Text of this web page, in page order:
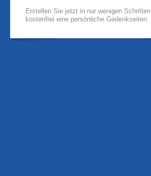
Erstellen Sie jetzt in nur wenigen Schritten
kostenfrei eine persönliche Gedenkseiten